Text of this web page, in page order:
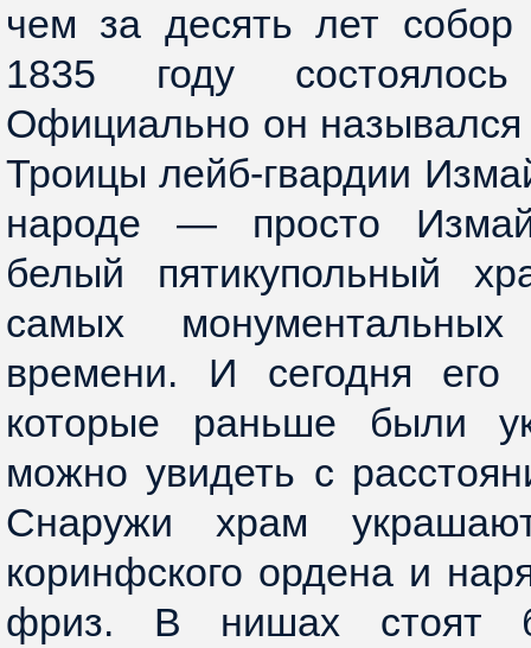
чем за десять лет
1835 году
Официально он
Троицы лейб-гвардии
народе — просто
белый пятикупольный
самых
времени. И сегодня его
которые раньше были
можно увидеть с
Снаружи храм
коринфского ордена и
фриз. В нишах стоят